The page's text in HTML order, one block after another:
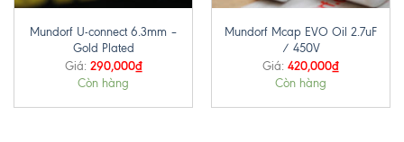
Mundorf U-connect 6.3mm –
Gold Plated
Giá: 290,000₫
Còn hàng
Mundorf Mcap EVO Oil 2.7uF
/ 450V
Giá: 420,000₫
Còn hàng